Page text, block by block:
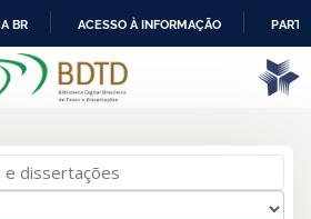
IR
PARA
BR ACESSO À INFORMAÇÃO
de 2para a busca '
Souza, Sibele